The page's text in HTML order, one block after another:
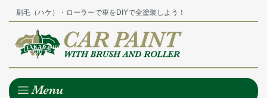
刷毛（ハケ）・ローラーで車をDIYで全塗装しよう！